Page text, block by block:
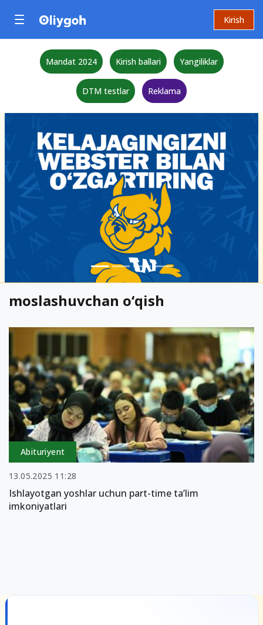
Kirish
Mandat 2024 Kirish ballari Yangiliklar
DTM testlar Reklama
moslashuvchan o‘qish
Abituriyent
13.05.2025 11:28
Ishlayotgan yoshlar uchun part-time ta’lim
imkoniyatlari